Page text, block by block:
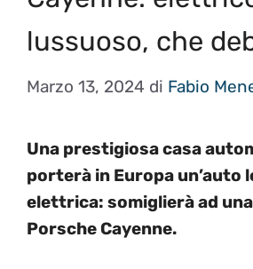
lussuoso, che
Marzo 13, 2024 di Fabio
Una prestigiosa casa
porterà in Europa un’auto
elettrica: somiglierà ad
Porsche Cayenne.